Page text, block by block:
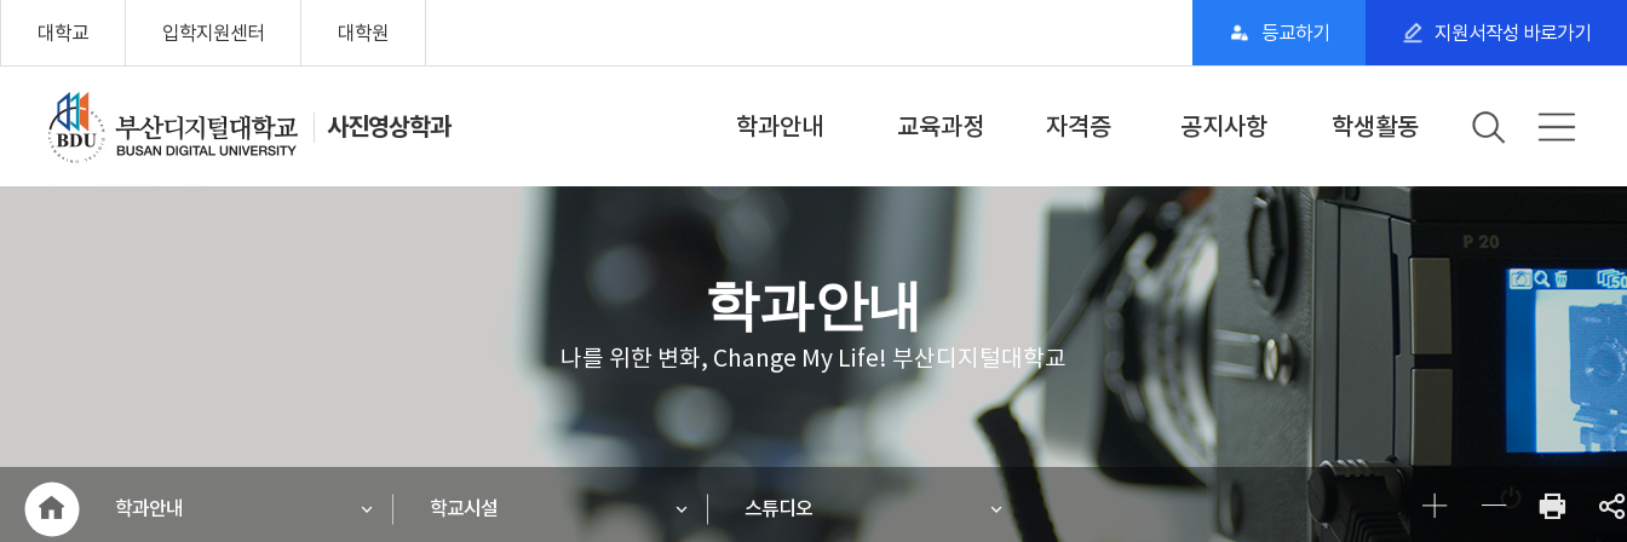
대학교 입학지원센터 대학원 등교하기 지원서작성 바로가기
사진영상학과
메
학과안내
교수소개
학과특성화
졸업 후 진로
학교시설
교육과정
학과로드맵
비교과교육과정
자격증
국가자격증
민간자격증
소단위 전공과정
공지사항
학과·학교공지
교수 소식
학생 소식
전공관련기관 소식
학생활동
전공전시회
전공관련기관
BDU 학생 스토리
학과안내
나를 위한 변화, Change My Life! 부산디지털대학교
학과안내 학교시설 스튜디오